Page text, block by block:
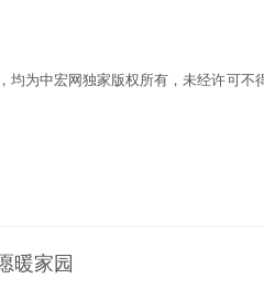
均为中宏网独家版权所有，未经许可不
暖家园